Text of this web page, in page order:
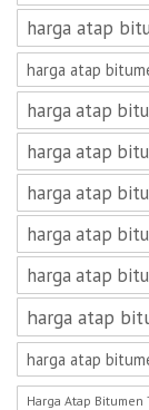
harga atap
harga atap
harga atap
harga atap
harga atap
harga atap
harga atap
harga atap
harga atap
Harga Atap